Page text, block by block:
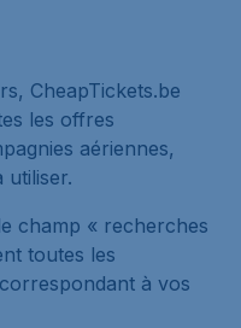
CheapTickets.be
les offres
aériennes,
utiliser.
champ « recherches
toutes les
à vos